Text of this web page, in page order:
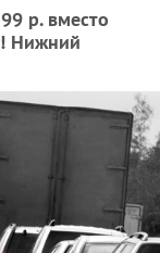
р. вместо
Нижний